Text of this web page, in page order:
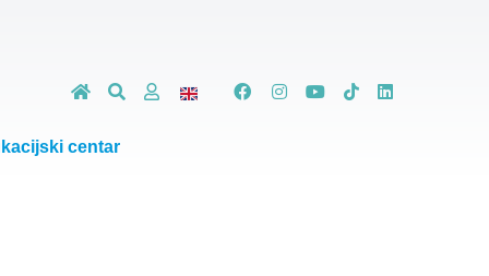
centar